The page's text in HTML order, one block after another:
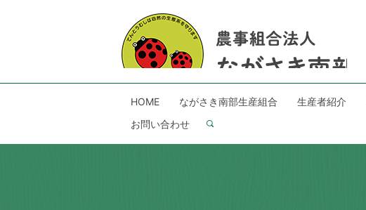
HOME ながさき南部生産組合 生産者紹介
お問い合わせ
search